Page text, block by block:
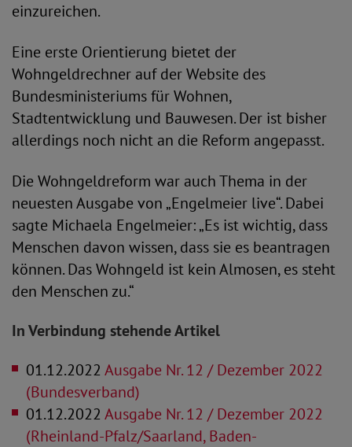
einzureichen.
Eine erste Orientierung bietet der
Wohngeldrechner auf der Website des
Bundesministeriums für Wohnen,
Stadtentwicklung und Bauwesen. Der ist bisher
allerdings noch nicht an die Reform angepasst.
Die Wohngeldreform war auch Thema in der
neuesten Ausgabe von „Engelmeier live“. Dabei
sagte Michaela Engelmeier: „Es ist wichtig, dass
Menschen davon wissen, dass sie es beantragen
können. Das Wohngeld ist kein Almosen, es steht
den Menschen zu.“
In Verbindung stehende Artikel
01.12.2022Ausgabe Nr. 12 / Dezember 2022
(Bundesverband)
01.12.2022Ausgabe Nr. 12 / Dezember 2022
(Rheinland-Pfalz/Saarland, Baden-